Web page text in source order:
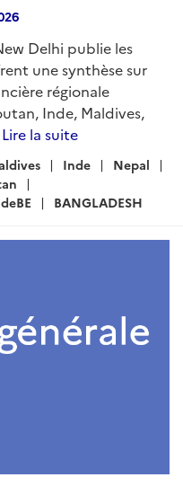
Delhi publie les
une synthèse sur
régionale
Inde, Maldives,
Lire la suite
Inde
Nepal
BANGLADESH